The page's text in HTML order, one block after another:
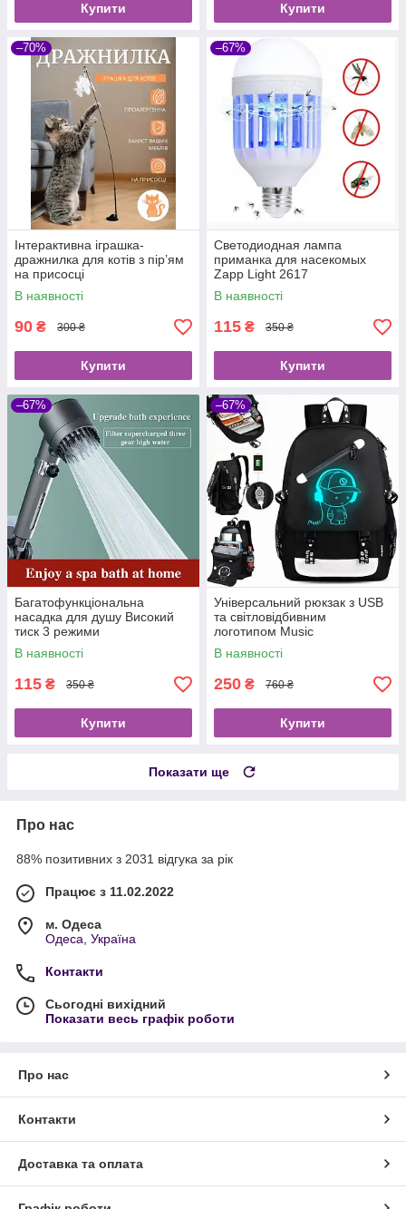
Купити Купити
–70%
Інтерактивна іграшка-
дражнилка для котів з пір’ям
на присосці
В наявності
90 ₴ 300 ₴
Купити
–67%
Светодиодная лампа
приманка для насекомых
Zapp Light 2617
уничтожитель насекомых
В наявності
115 ₴ 350 ₴
Купити
–67%
Багатофункціональна
насадка для душу Високий
тиск 3 режими
В наявності
115 ₴ 350 ₴
Купити
–67%
Універсальний рюкзак з USB
та світловідбивним
логотипом Music
В наявності
250 ₴ 760 ₴
Купити
Показати ще
Про нас
88% позитивних з 2031 відгука за рік
Працює з 11.02.2022
м. Одеса
Одеса, Україна
Контакти
Сьогодні вихідний
Показати весь графік роботи
Про нас
Контакти
Доставка та оплата